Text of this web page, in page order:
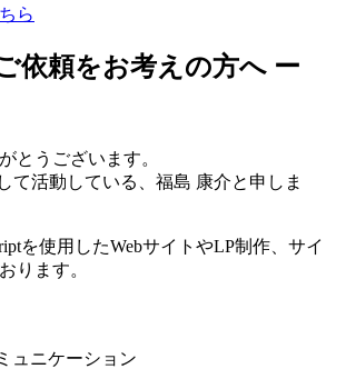
ら
依頼をお考えの方へ ー
とうございます。
て活動している、福島 康介と申しま
を使用したWebサイトやLP制作、サイ
ります。
ュニケーション